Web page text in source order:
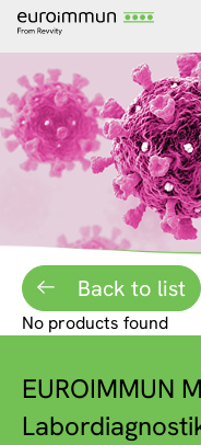
Back to list
No products found
EUROIMMUN